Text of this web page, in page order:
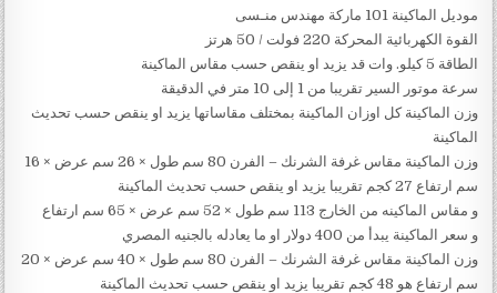
موديل الماكينة 101 ماركة مهندس منـسى
القوة الكهربائية المحركة 220 فولت / 50 هرتز
الطاقة 5 كيلو. وات قد يزيد او ينقص حسب مقاس الماكينة
سرعة موتور السير تقريبا من 1 إلى 10 متر في الدقيقة
وزن الماكينة كل اوزان الماكينة بمختلف مقاساتها يزيد او ينقص حسب تحديث
الماكينة
وزن الماكينة مقاس غرفة الشرنك – الفرن 80 سم طول × 26 سم عرض × 16
سم ارتفاع 27 كجم تقريبا يزيد او ينقص حسب تحديث الماكينة
و مقاس الماكينه من الخارج 113 سم طول × 52 سم عرض × 65 سم ارتفاع
و سعر الماكينة يبدأ من 400 دولار او ما يعادله بالجنيه المصري
وزن الماكينة مقاس غرفة الشرنك – الفرن 80 سم طول × 40 سم عرض × 20
سم ارتفاع هو 48 كجم تقريبا يزيد او ينقص حسب تحديث الماكينة